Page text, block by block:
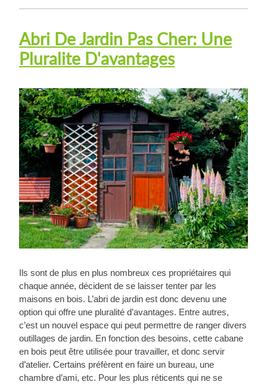
Abri De Jardin Pas Cher: Une
Pluralite D'avantages
Ils sont de plus en plus nombreux ces propriétaires qui
chaque année, décident de se laisser tenter par les
maisons en bois. L’abri de jardin est donc devenu une
option qui offre une pluralité d’avantages. Entre autres,
c’est un nouvel espace qui peut permettre de ranger divers
outillages de jardin. En fonction des besoins, cette cabane
en bois peut être utilisée pour travailler, et donc servir
d’atelier. Certains préfèrent en faire un bureau, une
chambre d’ami, etc. Pour les plus réticents qui ne se